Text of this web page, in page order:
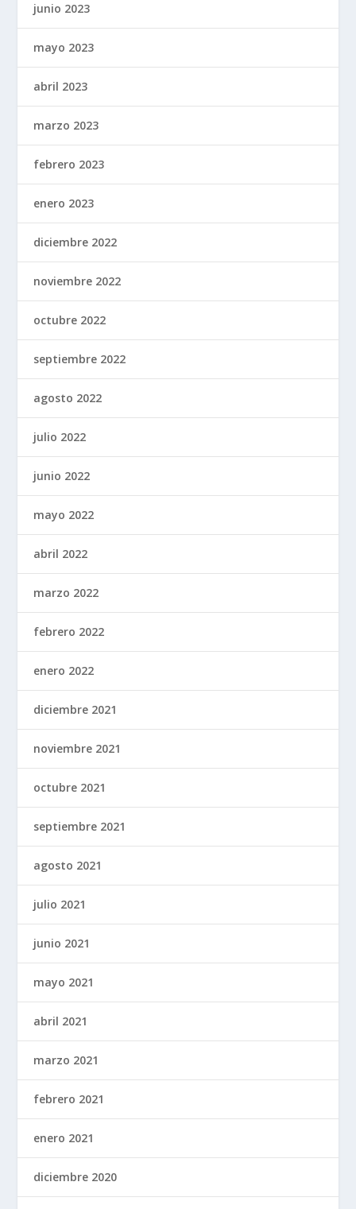
junio 2023
mayo 2023
abril 2023
marzo 2023
febrero 2023
enero 2023
diciembre 2022
noviembre 2022
octubre 2022
septiembre 2022
agosto 2022
julio 2022
junio 2022
mayo 2022
abril 2022
marzo 2022
febrero 2022
enero 2022
diciembre 2021
noviembre 2021
octubre 2021
septiembre 2021
agosto 2021
julio 2021
junio 2021
mayo 2021
abril 2021
marzo 2021
febrero 2021
enero 2021
diciembre 2020